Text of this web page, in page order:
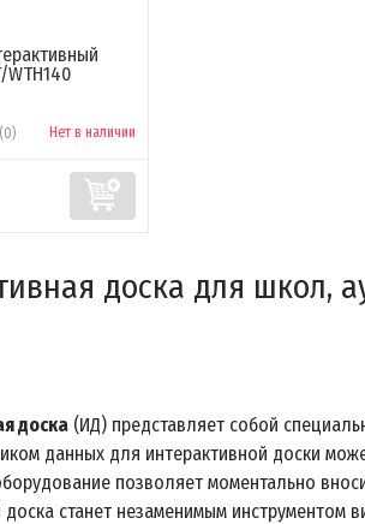
WTH140
(0) Нет в наличии
доска для школ,
доска (ИД) представляет собой
данных для интерактивной доски
позволяет моментально
доска станет незаменимым